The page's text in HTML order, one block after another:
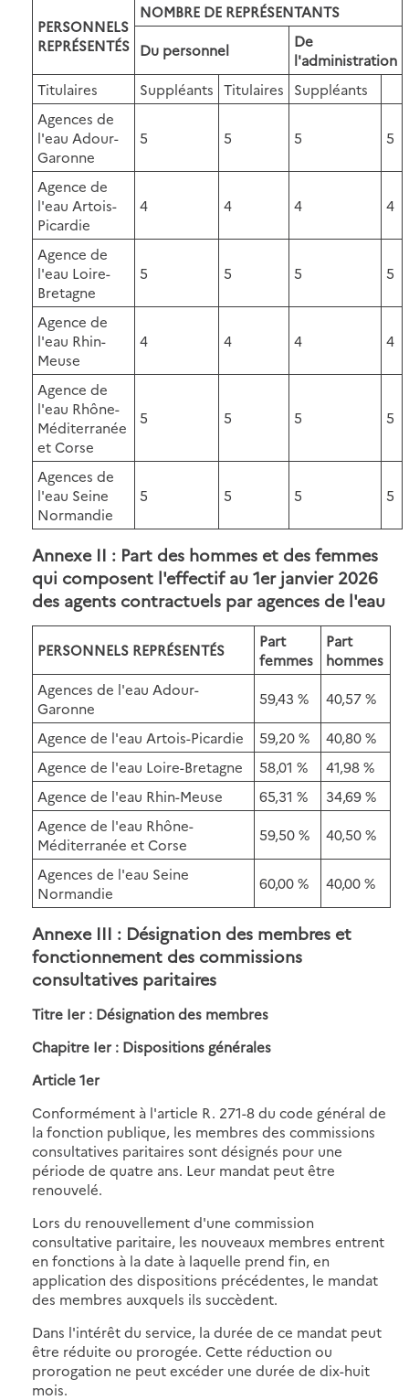
PERSONNELS
REPRÉSENTÉS
NOMBRE DE REPRÉSENTANTS
Du personnel
De
l'administration
Titulaires
Suppléants Titulaires
Suppléants
Agences de
l'eau Adour-
Garonne
5 5 5 5
Agence de
l'eau Artois-
Picardie
4 4 4 4
Agence de
l'eau Loire-
Bretagne
5 5 5 5
Agence de
l'eau Rhin-
Meuse
4 4 4 4
Agence de
l'eau Rhône-
Méditerranée
et Corse
5 5 5 5
Agences de
l'eau Seine
Normandie
5 5 5 5
Annexe II : Part des hommes et des femmes
qui composent l'effectif au 1er janvier 2026
des agents contractuels par agences de l'eau
PERSONNELS REPRÉSENTÉS
Part
femmes
Part
hommes
Agences de l'eau Adour-
Garonne
59,43 % 40,57 %
Agence de l'eau Artois-Picardie 59,20 %
40,80 %
Agence de l'eau Loire-Bretagne
58,01 %
41,98 %
Agence de l'eau Rhin-Meuse
65,31 %
34,69 %
Agence de l'eau Rhône-
Méditerranée et Corse
59,50 % 40,50 %
Agences de l'eau Seine
Normandie
60,00 % 40,00 %
Annexe III : Désignation des membres et
fonctionnement des commissions
consultatives paritaires
Titre Ier : Désignation des membres
Chapitre Ier : Dispositions générales
Article 1er
Conformément à l'article R. 271-8 du code général de
la fonction publique, les membres des commissions
consultatives paritaires sont désignés pour une
période de quatre ans. Leur mandat peut être
renouvelé.
Lors du renouvellement d'une commission
consultative paritaire, les nouveaux membres entrent
en fonctions à la date à laquelle prend fin, en
application des dispositions précédentes, le mandat
des membres auxquels ils succèdent.
Dans l'intérêt du service, la durée de ce mandat peut
être réduite ou prorogée. Cette réduction ou
prorogation ne peut excéder une durée de dix-huit
mois.